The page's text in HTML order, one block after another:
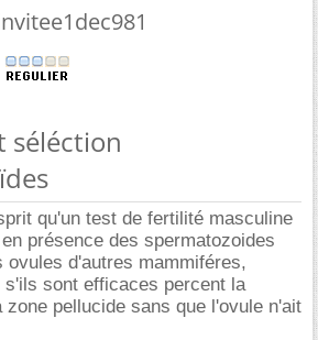
séléction
qu'un test de fertilité masculine
présence des spermatozoides
ovules d'autres mammiféres,
sont efficaces percent la
zone pellucide sans que l'ovule n'ait